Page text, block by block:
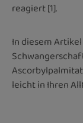
reagiert [1].
In diesem
leicht in Ihren